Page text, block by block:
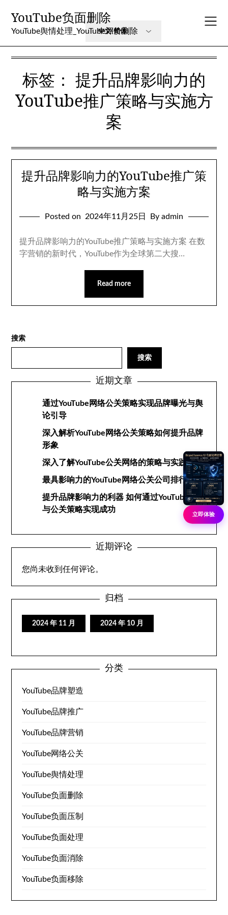
content
YouTube负面删除
YouTube舆情处理_YouTube评价删除
标签： 提升品牌影响力的
YouTube推广策略与实施方
案
提升品牌影响力的YouTube推广策
略与实施方案
Posted on 2024年11月25日 By admin
提升品牌影响力的YouTube推广策略与实施方案 在数
字营销的新时代，YouTube作为全球第二大搜…
Read more
搜索
搜索
近期文章
通过YouTube网络公关策略实现品牌曝光与舆
论引导
深入解析YouTube网络公关策略如何提升品牌
形象
深入了解YouTube公关网络的策略与实践
最具影响力的YouTube网络公关公司排行榜
提升品牌影响力的利器 如何通过YouTube网络
与公关策略实现成功
近期评论
您尚未收到任何评论。
归档
2024 年 11 月 2024 年 10 月
分类
YouTube品牌塑造
YouTube品牌推广
YouTube品牌营销
YouTube网络公关
YouTube舆情处理
YouTube负面删除
YouTube负面压制
YouTube负面处理
YouTube负面消除
YouTube负面移除
立即体验